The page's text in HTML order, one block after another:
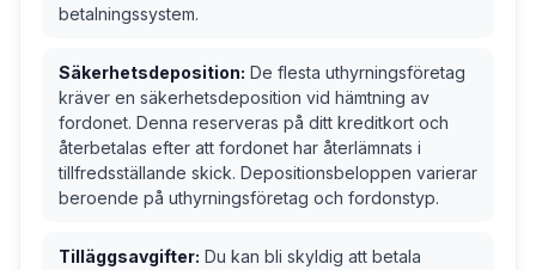
betalningssystem.
Säkerhetsdeposition: De flesta uthyrningsföretag
kräver en säkerhetsdeposition vid hämtning av
fordonet. Denna reserveras på ditt kreditkort och
återbetalas efter att fordonet har återlämnats i
tillfredsställande skick. Depositionsbeloppen varierar
beroende på uthyrningsföretag och fordonstyp.
Tilläggsavgifter: Du kan bli skyldig att betala